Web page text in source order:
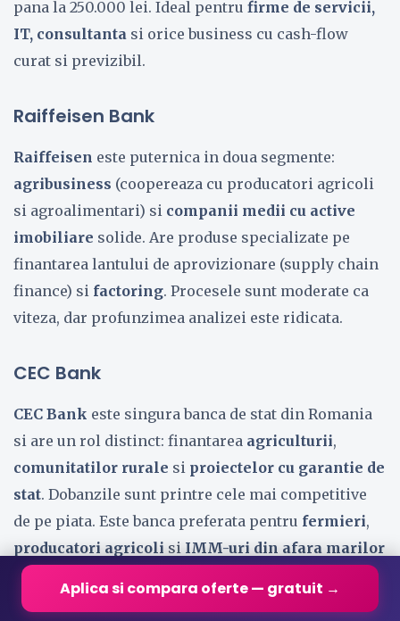
pana la 250.000 lei. Ideal pentru firme de servicii,
IT, consultanta si orice business cu cash-flow
curat si previzibil.
Raiffeisen Bank
Raiffeisen este puternica in doua segmente:
agribusiness (coopereaza cu producatori agricoli
si agroalimentari) si companii medii cu active
imobiliare solide. Are produse specializate pe
finantarea lantului de aprovizionare (supply chain
finance) si factoring. Procesele sunt moderate ca
viteza, dar profunzimea analizei este ridicata.
CEC Bank
CEC Bank este singura banca de stat din Romania
si are un rol distinct: finantarea agriculturii,
comunitatilor rurale si proiectelor cu garantie de
stat. Dobanzile sunt printre cele mai competitive
de pe piata. Este banca preferata pentru fermieri,
producatori agricoli si IMM-uri din afara marilor
orase
excelente valoric.
Aplica si compara oferte — gratuit →